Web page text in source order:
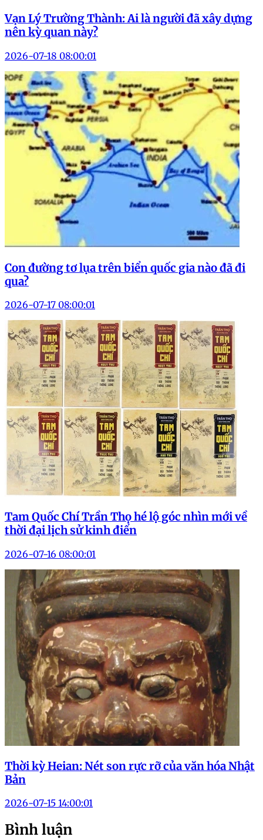
Vạn Lý Trường Thành: Ai là người đã xây dựng
nên kỳ quan này?
2026-07-18 08:00:01
Con đường tơ lụa trên biển quốc gia nào đã đi
qua?
2026-07-17 08:00:01
Tam Quốc Chí Trần Thọ hé lộ góc nhìn mới về
thời đại lịch sử kinh điển
2026-07-16 08:00:01
Thời kỳ Heian: Nét son rực rỡ của văn hóa Nhật
Bản
2026-07-15 14:00:01
Bình luận